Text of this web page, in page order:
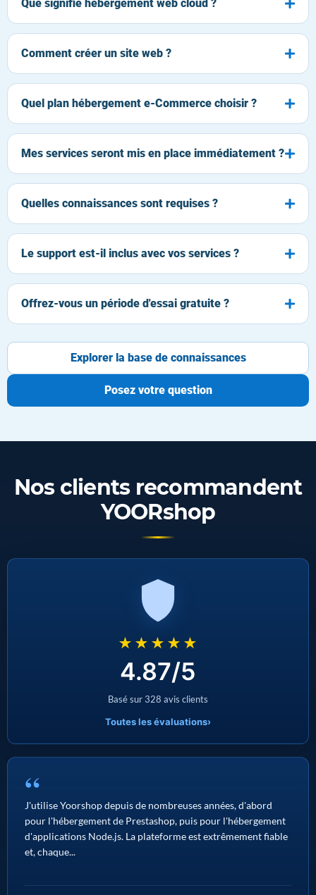
Que signifie hébergement web cloud ?
Comment créer un site web ?
Quel plan hébergement e-Commerce choisir ?
Mes services seront mis en place immédiatement ?
Quelles connaissances sont requises ?
Le support est-il inclus avec vos services ?
Offrez-vous un période d'essai gratuite ?
Explorer la base de connaissances
Posez votre question
Nos clients recommandent
YOORshop
★★★★★
4.87/5
Basé sur 328 avis clients
Toutes les évaluations›
“
J'utilise Yoorshop depuis de nombreuses années, d'abord
pour l'hébergement de Prestashop, puis pour l'hébergement
d'applications Node.js. La plateforme est extrêmement fiable
et, chaque...